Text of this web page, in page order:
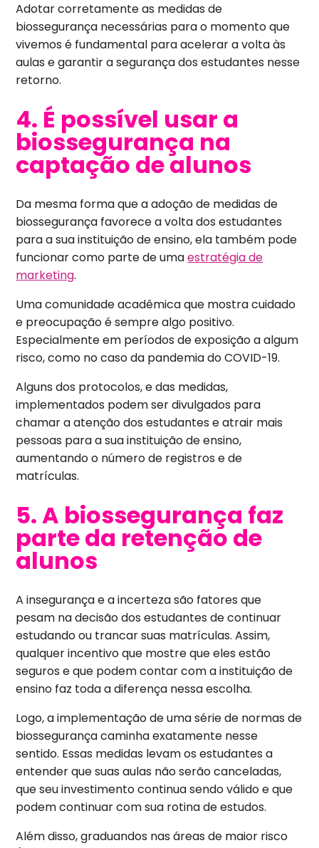
Adotar corretamente as medidas de
biossegurança necessárias para o momento que
vivemos é fundamental para acelerar a volta às
aulas e garantir a segurança dos estudantes nesse
retorno.
4. É possível usar a
biossegurança na
captação de alunos
Da mesma forma que a adoção de medidas de
biossegurança favorece a volta dos estudantes
para a sua instituição de ensino, ela também pode
funcionar como parte de umaestratégia de
marketing.
Uma comunidade acadêmica que mostra cuidado
e preocupação é sempre algo positivo.
Especialmente em períodos de exposição a algum
risco, como no caso da pandemia do COVID-19.
Alguns dos protocolos, e das medidas,
implementados podem ser divulgados para
chamar a atenção dos estudantes e atrair mais
pessoas para a sua instituição de ensino,
aumentando o número de registros e de
matrículas.
5. A biossegurança faz
parte da retenção de
alunos
A insegurança e a incerteza são fatores que
pesam na decisão dos estudantes de continuar
estudando ou trancar suas matrículas. Assim,
qualquer incentivo que mostre que eles estão
seguros e que podem contar com a instituição de
ensino faz toda a diferença nessa escolha.
Logo, a implementação de uma série de normas de
biossegurança caminha exatamente nesse
sentido. Essas medidas levam os estudantes a
entender que suas aulas não serão canceladas,
que seu investimento continua sendo válido e que
podem continuar com sua rotina de estudos.
Além disso, graduandos nas áreas de maior risco